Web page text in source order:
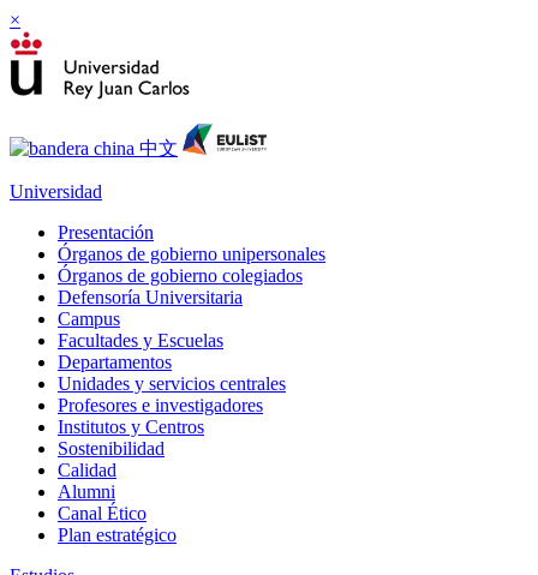
×
Universidad
Presentación
Órganos de gobierno unipersonales
Órganos de gobierno colegiados
Defensoría Universitaria
Campus
Facultades y Escuelas
Departamentos
Unidades y servicios centrales
Profesores e investigadores
Institutos y Centros
Sostenibilidad
Calidad
Alumni
Canal Ético
Plan estratégico